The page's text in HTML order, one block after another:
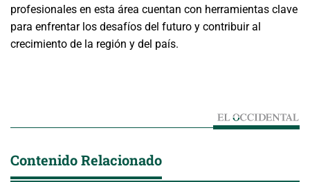
profesionales en esta área cuentan con herramientas clave
para enfrentar los desafíos del futuro y contribuir al
crecimiento de la región y del país.
Contenido Relacionado